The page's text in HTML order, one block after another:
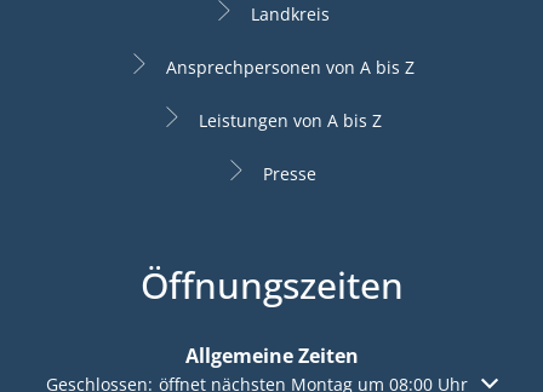
Landkreis
Ansprechpersonen von A bis Z
Leistungen von A bis Z
Presse
Öffnungszeiten
Allgemeine Zeiten
Klicken, um weitere Öffnungs- oder Schließzeiten
Geschlossen: öffnet nächsten Montag um 08:00 Uhr